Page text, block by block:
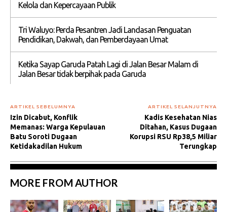
Kelola dan Kepercayaan Publik
Tri Waluyo: Perda Pesantren Jadi Landasan Penguatan
Pendidikan, Dakwah, dan Pemberdayaan Umat
Ketika Sayap Garuda Patah Lagi di Jalan Besar Malam di
Jalan Besar tidak berpihak pada Garuda
ARTIKEL SEBELUMNYA
Izin Dicabut, Konflik
Memanas: Warga Kepulauan
Batu Soroti Dugaan
Ketidakadilan Hukum
ARTIKEL SELANJUTNYA
Kadis Kesehatan Nias
Ditahan, Kasus Dugaan
Korupsi RSU Rp38,5 Miliar
Terungkap
MORE FROM AUTHOR